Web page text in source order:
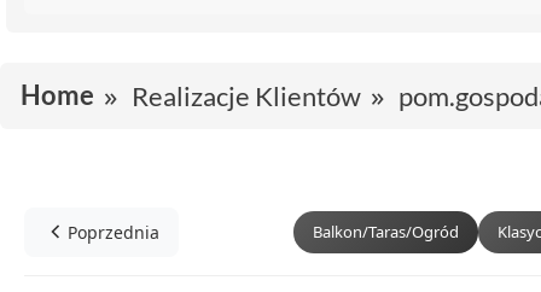
Home Realizacje Klientów
Poprzednia Balkon/Taras/Ogród